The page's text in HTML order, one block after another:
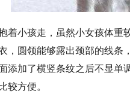
着小孩走，虽然小女孩体
，圆领能够露出颈部的线
添加了横竖条纹之后不显
较方便。